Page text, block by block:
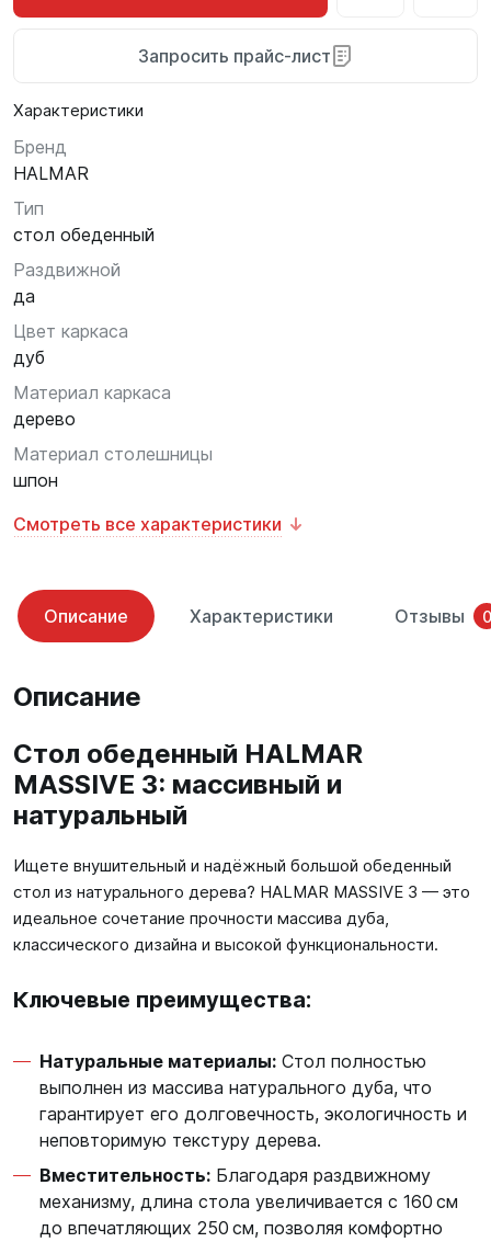
Характеристики
Бренд
HALMAR
Тип
стол обеденный
Раздвижной
да
Цвет каркаса
дуб
Материал каркаса
дерево
Материал столешницы
шпон
Смотреть все характеристики
Запросить прайс-лист
Описание Характеристики Отзывы 0
Описание
Стол обеденный HALMAR
MASSIVE 3: массивный и
натуральный
Ищете внушительный и надёжный большой обеденный
стол из натурального дерева? HALMAR MASSIVE 3 — это
идеальное сочетание прочности массива дуба,
классического дизайна и высокой функциональности.
Ключевые преимущества:
Натуральные материалы: Стол полностью
выполнен из массива натурального дуба, что
гарантирует его долговечность, экологичность и
неповторимую текстуру дерева.
Вместительность: Благодаря раздвижному
механизму, длина стола увеличивается с 160 см
до впечатляющих 250 см, позволяя комфортно